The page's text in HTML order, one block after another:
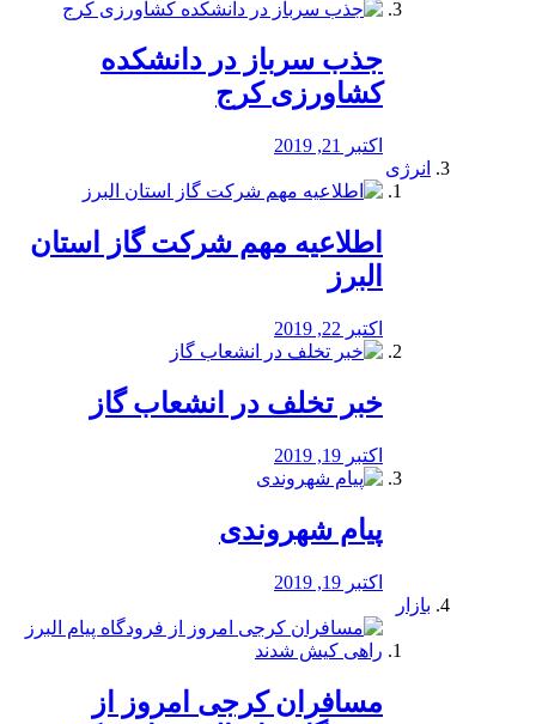
جذب سرباز در دانشکده
کشاورزی کرج
اکتبر 21, 2019
انرژی
️اطلاعیه مهم شرکت گاز استان
البرز
اکتبر 22, 2019
خبر تخلف در انشعاب گاز
اکتبر 19, 2019
پیام شهروندی
اکتبر 19, 2019
بازار
مسافران کرجی امروز از